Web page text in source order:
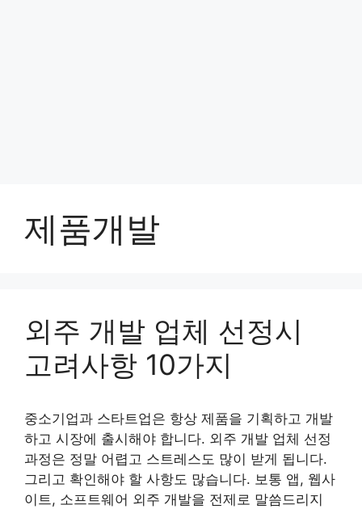
제품개발
외주 개발 업체 선정시
고려사항 10가지
중소기업과 스타트업은 항상 제품을 기획하고 개발
하고 시장에 출시해야 합니다. 외주 개발 업체 선정
과정은 정말 어렵고 스트레스도 많이 받게 됩니다.
그리고 확인해야 할 사항도 많습니다. 보통 앱, 웹사
이트, 소프트웨어 외주 개발을 전제로 말씀드리지